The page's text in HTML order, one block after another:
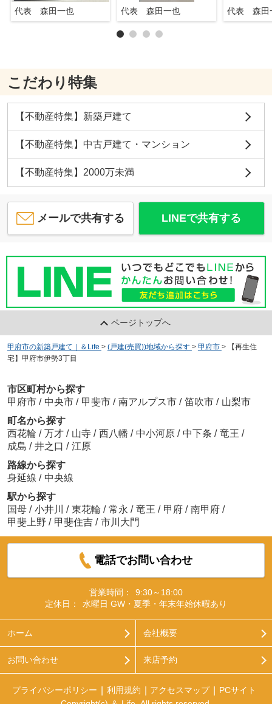
代表 森田一也 代表 森田一也 代表 森田
こだわり特集
【不動産特集】新築戸建て
【不動産特集】中古戸建て・マンション
【不動産特集】2000万未満
メールで共有する LINEで共有する
ページトップへ
甲府市の新築戸建て｜＆Life > (戸建(売買))地域から探す > 甲府市 >
【再生住
宅】甲府市伊勢3丁目
市区町村から探す
甲府市 / 中央市 / 甲斐市 / 南アルプス市 / 笛吹市 / 山梨市
町名から探す
西花輪 / 万才 / 山寺 / 西八幡 / 中小河原 / 中下条 / 竜王 /
成島 / 井之口 / 江原
路線から探す
身延線 / 中央線
駅から探す
国母 / 小井川 / 東花輪 / 常永 / 竜王 / 甲府 / 南甲府 /
甲斐上野 / 甲斐住吉 / 市川大門
電話でお問い合わせ
営業時間：
9:30～18:00
定休日：
水曜日 GW・夏季・年末年始休暇あり
ホーム 会社概要
お問い合わせ 来店予約
プライバシーポリシー 利用規約 アクセスマップ
PCサイト